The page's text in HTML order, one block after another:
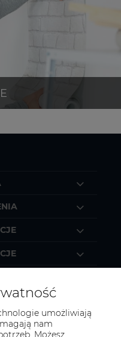
umożliwiają
nam
Możesz